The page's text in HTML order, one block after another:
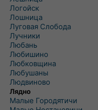
Логойск
Лошница
Луговая Слобода
Лучники
Любань
Любишино
Любковщина
Любушаны
Людвиново
Лядно
Малые Городятичи